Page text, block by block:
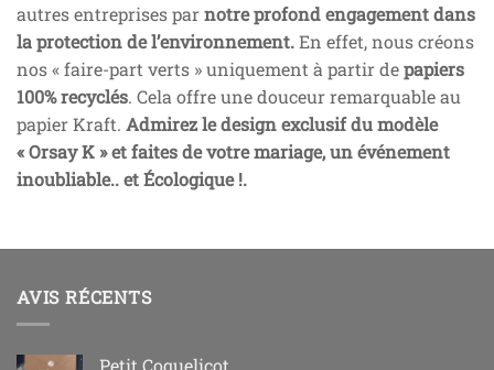
autres entreprises parnotre profond engagement dans
la protection de l’environnement.En effet, nous créons
nos « faire-part verts » uniquement à partir depapiers
100% recyclés. Cela offre une douceur remarquable au
papier Kraft. Admirez le design exclusif du modèle
« Orsay K » et faites de votre mariage, un événement
inoubliable.. et Écologique !.
AVIS RÉCENTS
Petit Coquelicot